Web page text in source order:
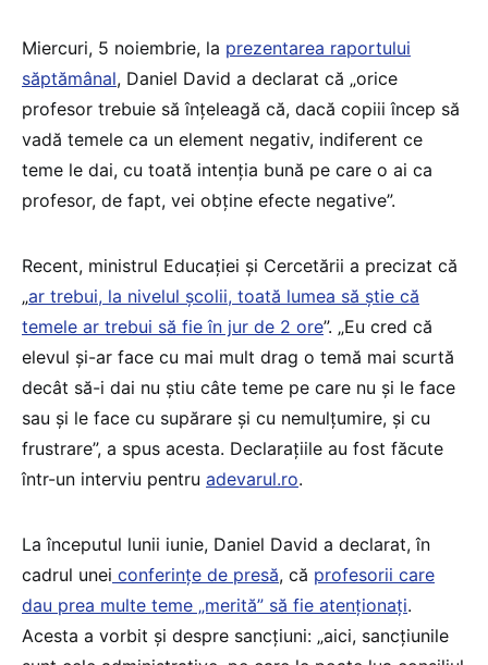
Miercuri, 5 noiembrie, la prezentarea raportului
săptămânal, Daniel David a declarat că „orice
profesor trebuie să înțeleagă că, dacă copiii încep să
vadă temele ca un element negativ, indiferent ce
teme le dai, cu toată intenția bună pe care o ai ca
profesor, de fapt, vei obține efecte negative”.
Recent, ministrul Educației și Cercetării a precizat că
„ar trebui, la nivelul școlii, toată lumea să știe că
temele ar trebui să fie în jur de 2 ore”. „Eu cred că
elevul și-ar face cu mai mult drag o temă mai scurtă
decât să-i dai nu știu câte teme pe care nu și le face
sau și le face cu supărare și cu nemulțumire, și cu
frustrare”, a spus acesta. Declarațiile au fost făcute
într-un interviu pentru adevarul.ro.
La începutul lunii iunie, Daniel David a declarat, în
cadrul unei conferințe de presă, că profesorii care
dau prea multe teme „merită” să fie atenționați.
Acesta a vorbit și despre sancțiuni: „aici, sancțiunile